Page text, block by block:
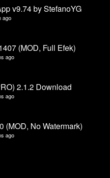
v9.74 by StefanoYG
ago
(MOD, Full Efek)
ago
2.1.2 Download
ago
(MOD, No Watermark)
ago